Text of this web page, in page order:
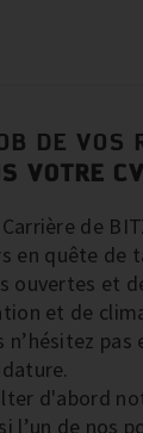
DE VOS
VOTRE CV
de
en quête de
ouvertes et
et de
n’hésitez pas
d'abord
l’un de nos